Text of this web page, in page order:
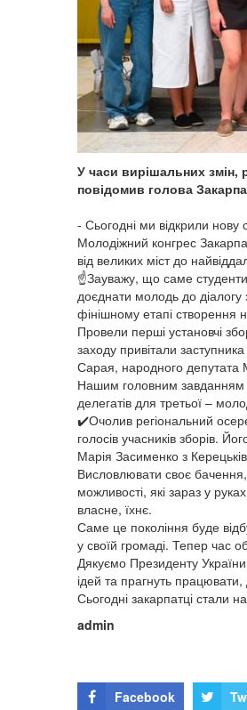
У часи вирішальних змін,
повідомив голова
- Сьогодні ми відкрили нову
Молодіжний конгрес
від великих міст до
☝️Зауважу, що саме
доєднати молодь до діалогу
фінішному етапі створення
Провели перші установчі
заходу привітали
Сарая, народного депутата
Нашим головним завданням
делегатів для третьої –
✔️Очолив регіональний
голосів учасників зборів.
Марія Засименко з
Висловлювати своє
можливості, які зараз у
власне, їхнє.
Саме це покоління буде
у своїй громаді. Тепер час
Дякуємо Президенту
ідей та прагнуть
Сьогодні закарпатці стали
admin
Facebook